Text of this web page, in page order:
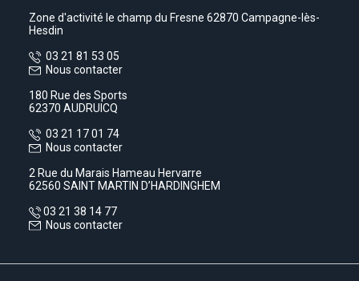
Zone d'activité le champ du Fresne 62870 Campagne-lès-
Hesdin
03 21 81 53 05
Nous contacter
180 Rue des Sports
62370 AUDRUICQ
03 21 17 01 74
Nous contacter
2 Rue du Marais Hameau Hervarre
62560 SAINT MARTIN D’HARDINGHEM
03 21 38 14 77
Nous contacter